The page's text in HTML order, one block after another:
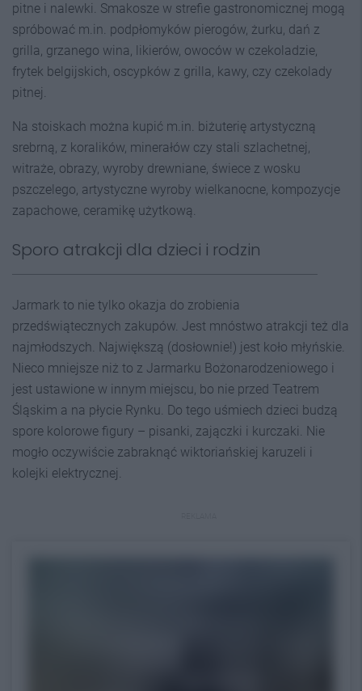
pitne i nalewki. Smakosze w strefie gastronomicznej mogą
spróbować m.in. podpłomyków pierogów, żurku, dań z
grilla, grzanego wina, likierów, owoców w czekoladzie,
frytek belgijskich, oscypków z grilla, kawy, czy czekolady
pitnej.
Na stoiskach można kupić m.in. biżuterię artystyczną
srebrną, z koralików, minerałów czy stali szlachetnej,
witraże, obrazy, wyroby drewniane, świece z wosku
pszczelego, artystyczne wyroby wielkanocne, kompozycje
zapachowe, ceramikę użytkową.
Sporo atrakcji dla dzieci i rodzin
Jarmark to nie tylko okazja do zrobienia
przedświątecznych zakupów. Jest mnóstwo atrakcji też dla
najmłodszych. Największą (dosłownie!) jest koło młyńskie.
Nieco mniejsze niż to z Jarmarku Bożonarodzeniowego i
jest ustawione w innym miejscu, bo nie przed Teatrem
Śląskim a na płycie Rynku. Do tego uśmiech dzieci budzą
spore kolorowe figury – pisanki, zajączki i kurczaki. Nie
mogło oczywiście zabraknąć wiktoriańskiej karuzeli i
kolejki elektrycznej.